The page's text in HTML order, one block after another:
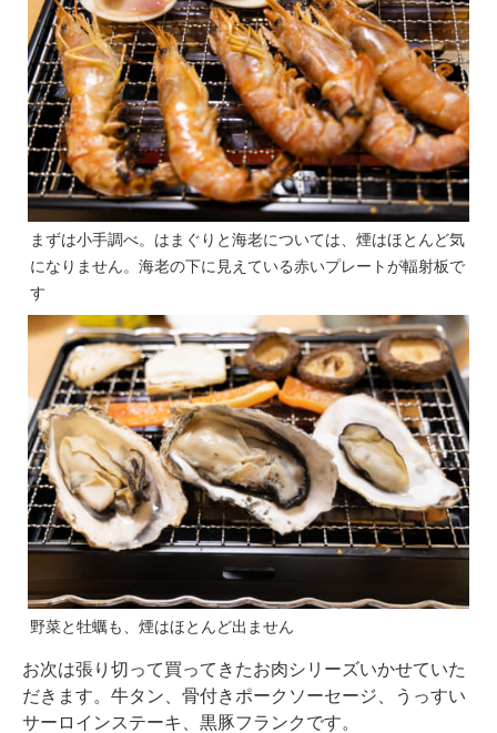
まずは小手調べ。はまぐりと海老については、煙はほとんど気
になりません。海老の下に見えている赤いプレートが輻射板で
す
野菜と牡蠣も、煙はほとんど出ません
お次は張り切って買ってきたお肉シリーズいかせていた
だきます。牛タン、骨付きポークソーセージ、うっすい
サーロインステーキ、黒豚フランクです。